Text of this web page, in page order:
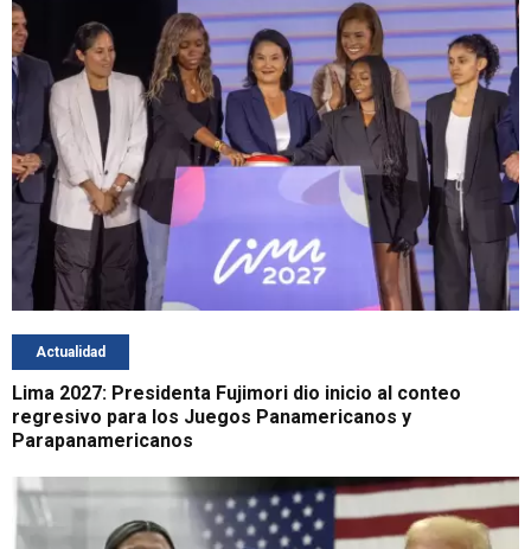
Actualidad
Lima 2027: Presidenta Fujimori dio inicio al conteo
regresivo para los Juegos Panamericanos y
Parapanamericanos